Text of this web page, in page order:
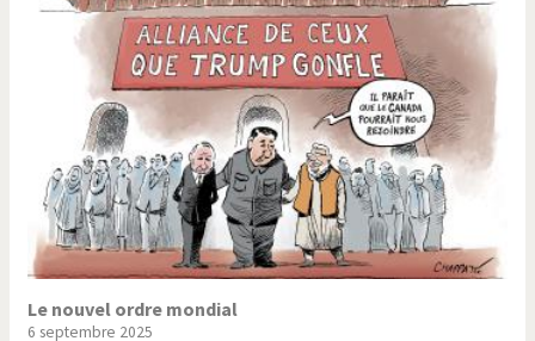
Cybermonde
Du printemps arabe à
l'hiver
Election présidentielle US Guerre en Syrie
Hopp Deutschland Israël - Palestine
L'Amérique et les armes L'Iran tremble
La Chine et nous
La Corée du Nord: guerre ou
Le nouvel ordre mondial
6 septembre 2025